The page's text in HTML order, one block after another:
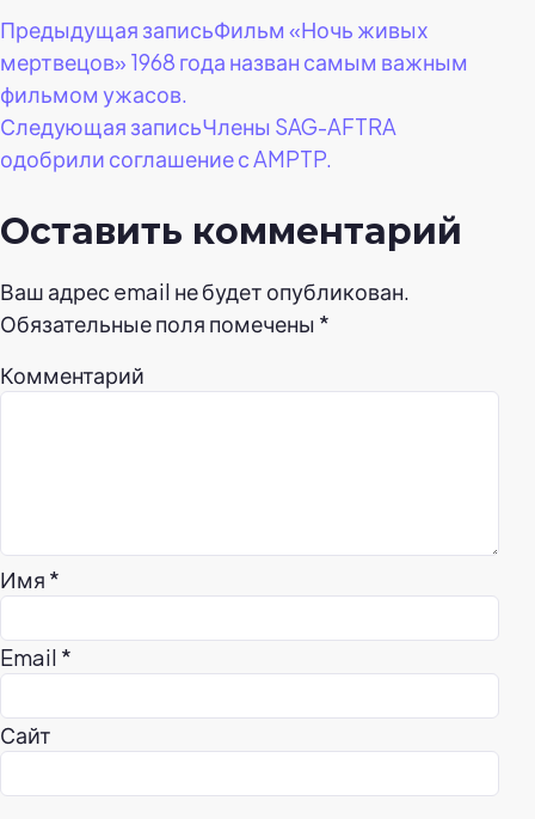
Навигация
по
записям
Предыдущая записьФильм «Ночь живых
мертвецов» 1968 года назван самым важным
фильмом ужасов.
Следующая записьЧлены SAG-AFTRA
одобрили соглашение с AMPTP.
Оставить комментарий
Ваш адрес email не будет опубликован.
Обязательные поля помечены *
Комментарий
Имя *
Email *
Сайт